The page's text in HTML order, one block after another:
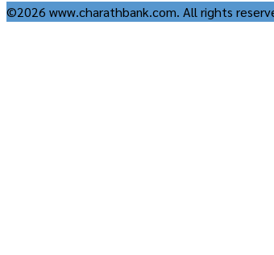
©2026 www.charathbank.com. All rights